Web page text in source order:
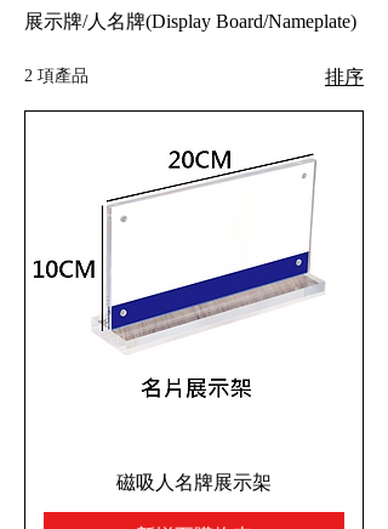
展示牌/人名牌(Display Board/Nameplate)
2 項產品 排序
磁吸人名牌展示架